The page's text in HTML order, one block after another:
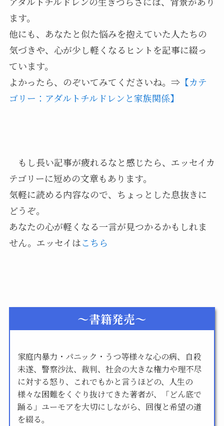
ます。
他にも、あなたと似た悩みを抱えていた人たちの
気づきや、心が少し軽くなるヒントを記事に綴っ
ています。
よかったら、のぞいてみてくださいね。⇒【カテ
ゴリー：アダルトチルドレンと家族関係】
もし長い記事が疲れるなと感じたら、エッセイカ
テゴリーに短めの文章もあります。
気軽に読める内容なので、ちょっとした息抜きに
どうぞ。
あなたの心が軽くなる一言が見つかるかもしれま
せん。エッセイはこちら
～書籍発売～
家庭内暴力・パニック・うつ等様々な心の病、自殺
未遂、警察沙汰、裁判、社会の大きな権力や理不尽
に対する怒り、これでもかと言うほどの、人生の
様々な困難をくぐり抜けてきた著者が、「どん底で
踊る」ユーモアを大切にしながら、回復と希望の道
を綴る。